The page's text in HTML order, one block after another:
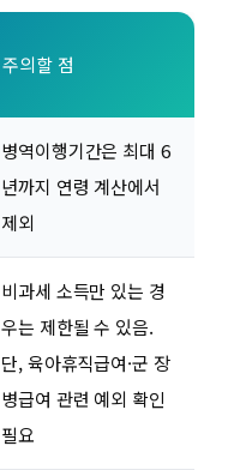
주의할 점
병역이행기간은 최대 6
년까지 연령 계산에서
제외
비과세 소득만 있는 경
우는 제한될 수 있음.
단, 육아휴직급여·군 장
병급여 관련 예외 확인
필요